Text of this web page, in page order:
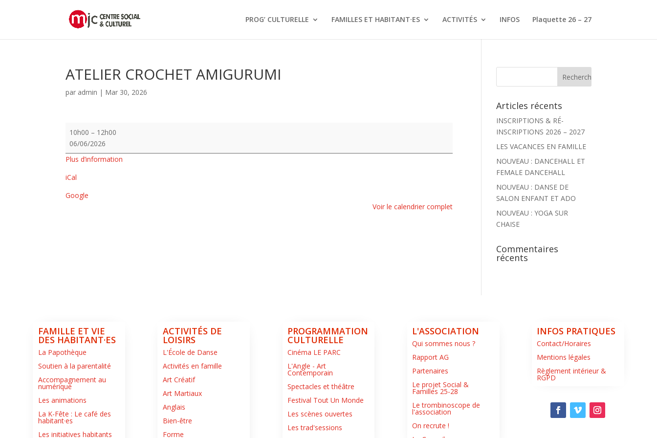
PROG’ CULTURELLE FAMILLES ET HABITANT·ES ACTIVITÉS INFOS Plaquette 26 – 27
ATELIER CROCHET AMIGURUMI
par admin | Mar 30, 2026
ATELIER
CROCHET
10h00 – 12h00
06/06/2026
Plus d’information
iCal
Google
Voir le calendrier complet
Articles récents
INSCRIPTIONS & RÉ-
INSCRIPTIONS 2026 – 2027
LES VACANCES EN FAMILLE
NOUVEAU : DANCEHALL ET
FEMALE DANCEHALL
NOUVEAU : DANSE DE
SALON ENFANT ET ADO
NOUVEAU : YOGA SUR
CHAISE
Commentaires
récents
FAMILLE ET VIE
DES HABITANT·ES
La Papothèque
Soutien à la parentalité
Accompagnement au
numérique
Les animations
La K-Fête : Le café des
habitant·es
Les initiatives habitants
ACTIVITÉS DE
LOISIRS
L'École de Danse
Activités en famille
Art Créatif
Art Martiaux
Anglais
Bien-être
Forme
PROGRAMMATION
CULTURELLE
Cinéma LE PARC
L'Angle - Art
Contemporain
Spectacles et théâtre
Festival Tout Un Monde
Les scènes ouvertes
Les trad'sessions
L'ASSOCIATION
Qui sommes nous ?
Rapport AG
Partenaires
Le projet Social &
Familles 25-28
Le trombinoscope de
l'association
On recrute !
INFOS PRATIQUES
Contact/Horaires
Mentions légales
Règlement intérieur &
RGPD